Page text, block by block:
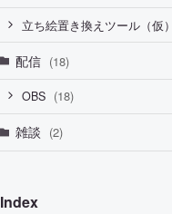
立ち絵置き換えツール（仮）
配信 (18)
OBS (18)
雑談 (2)
Index